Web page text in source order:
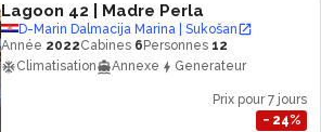
Lagoon 42 | Madre Perla
D-Marin Dalmacija Marina | Sukošan
Année 2022Cabines 6 Personnes 12
Climatisation
Annexe Generateur
Prix pour 7 jours
− 24%